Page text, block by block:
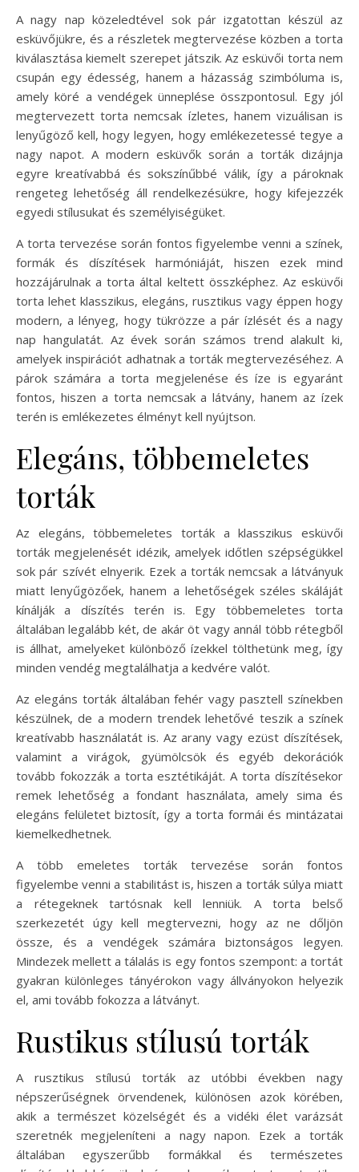
A nagy nap közeledtével sok pár izgatottan készül az
esküvőjükre, és a részletek megtervezése közben a torta
kiválasztása kiemelt szerepet játszik. Az esküvői torta nem
csupán egy édesség, hanem a házasság szimbóluma is,
amely köré a vendégek ünneplése összpontosul. Egy jól
megtervezett torta nemcsak ízletes, hanem vizuálisan is
lenyűgöző kell, hogy legyen, hogy emlékezetessé tegye a
nagy napot. A modern esküvők során a torták dizájnja
egyre kreatívabbá és sokszínűbbé válik, így a pároknak
rengeteg lehetőség áll rendelkezésükre, hogy kifejezzék
egyedi stílusukat és személyiségüket.
A torta tervezése során fontos figyelembe venni a színek,
formák és díszítések harmóniáját, hiszen ezek mind
hozzájárulnak a torta által keltett összképhez. Az esküvői
torta lehet klasszikus, elegáns, rusztikus vagy éppen hogy
modern, a lényeg, hogy tükrözze a pár ízlését és a nagy
nap hangulatát. Az évek során számos trend alakult ki,
amelyek inspirációt adhatnak a torták megtervezéséhez. A
párok számára a torta megjelenése és íze is egyaránt
fontos, hiszen a torta nemcsak a látvány, hanem az ízek
terén is emlékezetes élményt kell nyújtson.
Elegáns, többemeletes
torták
Az elegáns, többemeletes torták a klasszikus esküvői
torták megjelenését idézik, amelyek időtlen szépségükkel
sok pár szívét elnyerik. Ezek a torták nemcsak a látványuk
miatt lenyűgözőek, hanem a lehetőségek széles skáláját
kínálják a díszítés terén is. Egy többemeletes torta
általában legalább két, de akár öt vagy annál több rétegből
is állhat, amelyeket különböző ízekkel tölthetünk meg, így
minden vendég megtalálhatja a kedvére valót.
Az elegáns torták általában fehér vagy pasztell színekben
készülnek, de a modern trendek lehetővé teszik a színek
kreatívabb használatát is. Az arany vagy ezüst díszítések,
valamint a virágok, gyümölcsök és egyéb dekorációk
tovább fokozzák a torta esztétikáját. A torta díszítésekor
remek lehetőség a fondant használata, amely sima és
elegáns felületet biztosít, így a torta formái és mintázatai
kiemelkedhetnek.
A több emeletes torták tervezése során fontos
figyelembe venni a stabilitást is, hiszen a torták súlya miatt
a rétegeknek tartósnak kell lenniük. A torta belső
szerkezetét úgy kell megtervezni, hogy az ne dőljön
össze, és a vendégek számára biztonságos legyen.
Mindezek mellett a tálalás is egy fontos szempont: a tortát
gyakran különleges tányérokon vagy állványokon helyezik
el, ami tovább fokozza a látványt.
Rustikus stílusú torták
A rusztikus stílusú torták az utóbbi években nagy
népszerűségnek örvendenek, különösen azok körében,
akik a természet közelségét és a vidéki élet varázsát
szeretnék megjeleníteni a nagy napon. Ezek a torták
általában egyszerűbb formákkal és természetes